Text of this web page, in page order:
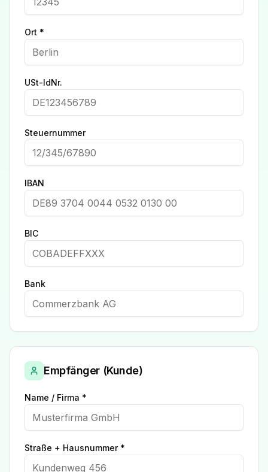
Ort *
USt-IdNr.
Steuernummer
IBAN
BIC
Bank
Empfänger (Kunde)
Name / Firma *
Straße + Hausnummer *